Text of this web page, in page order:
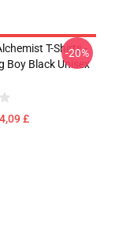
T-Shirts -
Boy Black Unisex
£
-20%